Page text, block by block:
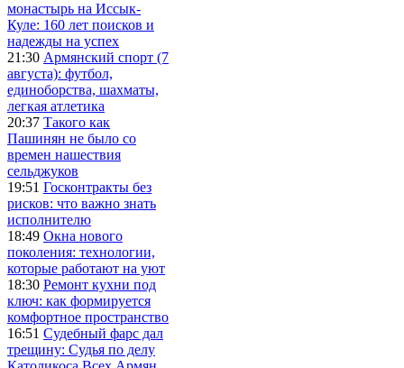
монастырь на Иссык-
Куле: 160 лет поисков и
надежды на успех
21:30 Армянский спорт (7
августа): футбол,
единоборства, шахматы,
легкая атлетика
20:37 Такого как
Пашинян не было со
времен нашествия
сельджуков
19:51 Госконтракты без
рисков: что важно знать
исполнителю
18:49 Окна нового
поколения: технологии,
которые работают на уют
18:30 Ремонт кухни под
ключ: как формируется
комфортное пространство
16:51 Судебный фарс дал
трещину: Судья по делу